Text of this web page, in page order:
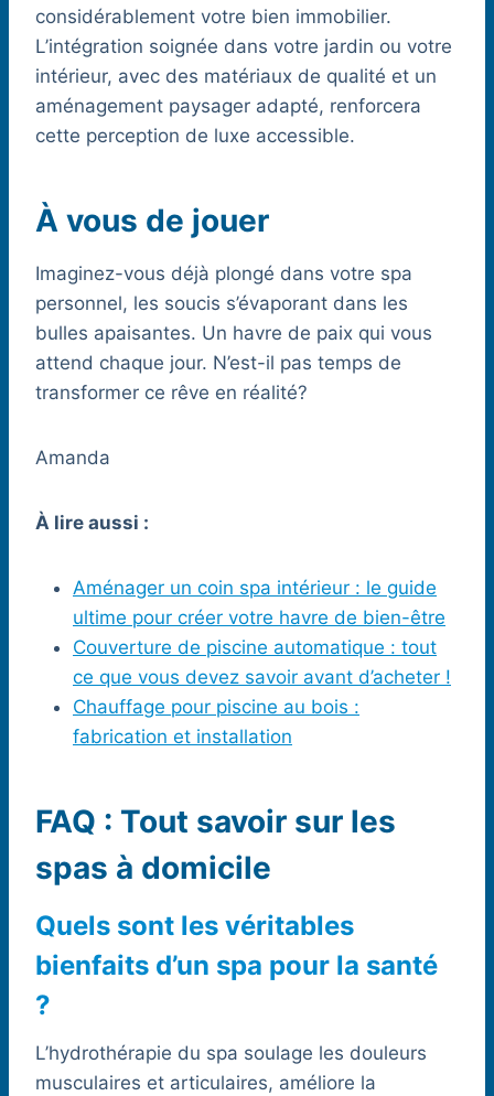
considérablement votre bien immobilier.
L’intégration soignée dans votre jardin ou votre
intérieur, avec des matériaux de qualité et un
aménagement paysager adapté, renforcera
cette perception de luxe accessible.
À vous de jouer
Imaginez-vous déjà plongé dans votre spa
personnel, les soucis s’évaporant dans les
bulles apaisantes. Un havre de paix qui vous
attend chaque jour. N’est-il pas temps de
transformer ce rêve en réalité?
Amanda
À lire aussi :
Aménager un coin spa intérieur : le guide
ultime pour créer votre havre de bien-être
Couverture de piscine automatique : tout
ce que vous devez savoir avant d’acheter !
Chauffage pour piscine au bois :
fabrication et installation
FAQ : Tout savoir sur les
spas à domicile
Quels sont les véritables
bienfaits d’un spa pour la santé
?
L’hydrothérapie du spa soulage les douleurs
musculaires et articulaires, améliore la